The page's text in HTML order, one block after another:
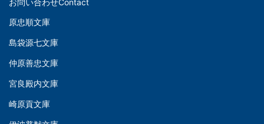
ン
ナ
ビ
ー
シ
ョ
ン
お問い合わせContact
文
(Left)
原忠順文庫
島袋源七文庫
仲原善忠文庫
文
宮良殿内文庫
崎原貢文庫